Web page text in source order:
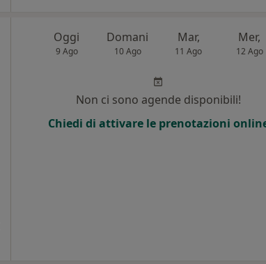
Oggi
9 Ago
Domani
10 Ago
Mar,
11 Ago
Mer,
12 Ago
Non ci sono agende disponibili!
Chiedi di attivare le prenotazioni